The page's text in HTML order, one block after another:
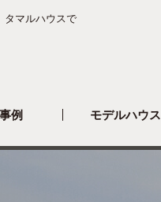
マルハウスで
例 モデルハウス